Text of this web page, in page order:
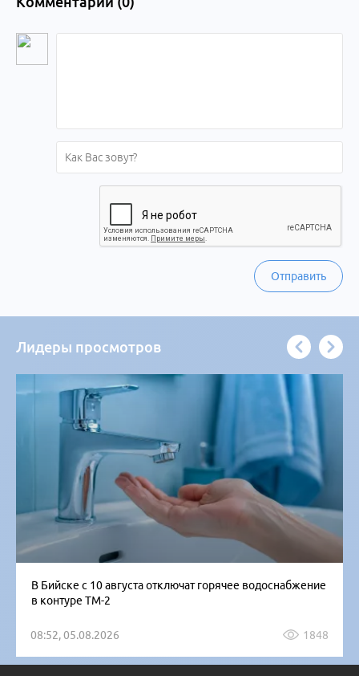
Отправить
Лидеры просмотров
В Бийске с 10 августа отключат горячее водоснабжение
в контуре ТМ-2
08:52, 05.08.2026 1848